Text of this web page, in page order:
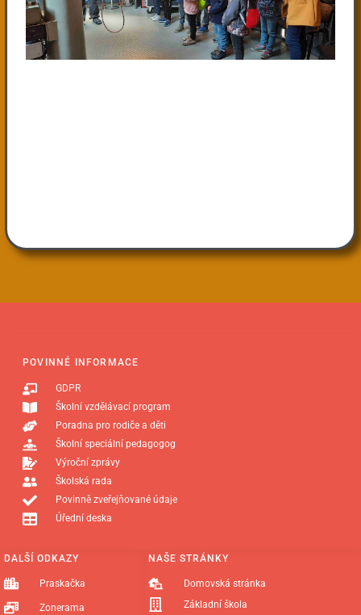
NAŠE STRÁNKY
Domovská stránka
Základní škola
DALŠÍ ODKAZY
Praskačka
Zonerama
POVINNÉ INFORMACE
GDPR
Školní vzdělávací program
Poradna pro rodiče a děti
Školní speciální pedagogog
Výroční zprávy
Školská rada
Povinně zveřejňované údaje
Úřední deska